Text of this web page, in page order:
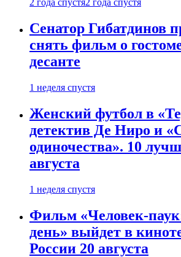
2 года спустя2 года спустя
Сенатор Гибатдинов
снять фильм о
десанте
1 неделя спустя
Женский футбол в
детектив Де Ниро и
одиночества». 10
августа
1 неделя спустя
Фильм «Человек-
день» выйдет в
России 20 августа